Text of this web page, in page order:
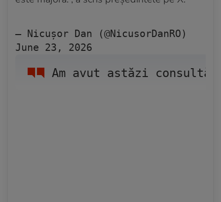
Am avut astăzi
— Nicușor Dan (@NicusorDanRO)
June 23, 2026